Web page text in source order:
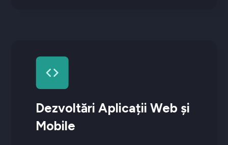
Dezvoltări Aplicații Web și
Mobile